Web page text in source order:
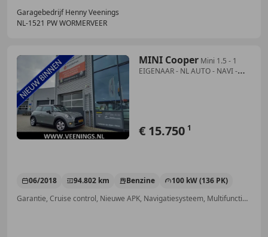
Garagebedrijf Henny Veenings
NL-1521 PW WORMERVEER
MINI Cooper Mini 1.5 - 1
EIGENAAR - NL AUTO - NAVI -
€ 15.750 1
06/2018 94.802 km Benzine
100 kW (136 PK)
Garantie, Cruise control, Nieuwe APK, Navigatiesysteem, Multifunctioneel stuurwiel, Getinte ramen, Alarm, Spoiler